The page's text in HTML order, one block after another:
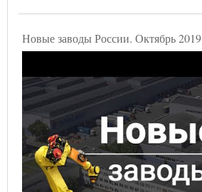
Новые заводы России. Октябрь 2019